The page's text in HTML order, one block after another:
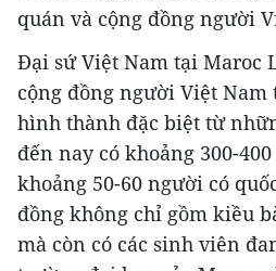
quán và cộng đồng người
Đại sứ Việt Nam tại Maroc
cộng đồng người Việt
hình thành đặc biệt từ
đến nay có khoảng 300-
khoảng 50-60 người có
đồng không chỉ gồm kiều
mà còn có các sinh viên